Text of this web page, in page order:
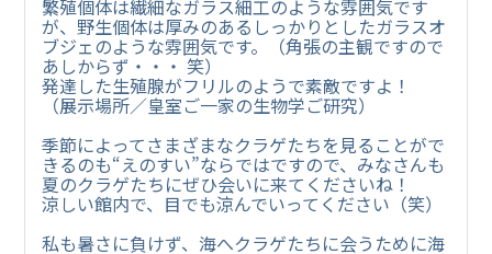
繁殖個体は繊細なガラス細工のような雰囲気です
が、野生個体は厚みのあるしっかりとしたガラスオ
ブジェのような雰囲気です。（角張の主観ですので
あしからず・・・ 笑）
発達した生殖腺がフリルのようで素敵ですよ！
（展示場所／皇室ご一家の生物学ご研究）
季節によってさまざまなクラゲたちを見ることがで
きるのも“えのすい”ならではですので、みなさんも
夏のクラゲたちにぜひ会いに来てくださいね！
涼しい館内で、目でも涼んでいってください（笑）
私も暑さに負けず、海へクラゲたちに会うために海